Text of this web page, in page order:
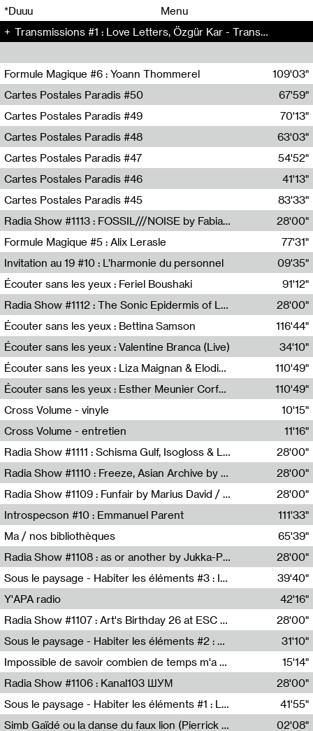
*Duuu
Menu
Transmissions #1 : Love Letters, Özgür Kar - Transmissions (1)
Formule Magique #6 : Yoann Thommerel
Nathalie Lacroix,Yoann Thommerel
109'03"
Cartes Postales Paradis #50
Zoé Leroux
67'59"
Cartes Postales Paradis #49
Aurore Portales
70'13"
Cartes Postales Paradis #48
Mathias Dupaquier
63'03"
Cartes Postales Paradis #47
Raymond Engramer
54'52"
Cartes Postales Paradis #46
Sarah Banville
41'13"
Cartes Postales Paradis #45
Mateo Cuin
83'33"
Radia Show #1113 : FOSSIL///NOISE by Fabiana Gibim / Wave Farm
Wave Farm
28'00"
Formule Magique #5 : Alix Lerasle
Nathalie Lacroix
77'31"
Invitation au 19 #10 : L’harmonie du personnel
19, CRAC
09'35"
Écouter sans les yeux : Feriel Boushaki
Feriel Boushaki
91'12"
Radia Show #1112 : The Sonic Epidermis of Lake Léman by Paul Courlet / Guest Slot
28'00"
Écouter sans les yeux : Bettina Samson
Bettina Samson
116'44"
Écouter sans les yeux : Valentine Branca (Live)
Valentine Branca
34'10"
Écouter sans les yeux : Liza Maignan & Elodie Lecat
Liza Maignan,Elodie Lecat
110'49"
Écouter sans les yeux : Esther Meunier Corfdyr
Esther Meunier Corfdyr
110'49"
Cross Volume - vinyle
10'15"
Cross Volume - entretien
11'16"
Radia Show #1111 : Schisma Gulf, Isogloss & Lament For The Old Clock By Harvey Young / Resonance
Resonance
28'00"
Radia Show #1110 : Freeze, Asian Archive by Avita Maheen / Radio Worm
Radio WORM
28'00"
Radia Show #1109 : Funfair by Marius David / JET FM
Jet FM
28'00"
Introspecson #10 : Emmanuel Parent
Pierre Henry,Emmanuel Parent
111'33"
Ma / nos bibliothèques
Sarah Tritz,Elene Lapiashivili,Justin Marconnet,Mateo Cuche,Esther Lechevalier,Suzie Lecroart,Romance Castelet
65'39"
Radia Show #1108 : as or another by Jukka-Pekka Kervinen / Rádio Zero
Radio Zero
28'00"
Sous le paysage - Habiter les éléments #3 : Interprétations, rituels et symboliques des éléments
Nastassja Martin
39'40"
Y'APA radio
Pierrick Mouton
42'16"
Radia Show #1107 : Art's Birthday 26 at ESC - Medien Kunst Labor
Radio Helsinki
28'00"
Sous le paysage - Habiter les éléments #2 : Vers le tournant élémentaire
Nastassja Martin
31'10"
Impossible de savoir combien de temps m'a échappé
Mélanie Blaison,Mateo Cuin
15'14"
Radia Show #1106 : Kanal103 ШУМ
Kanal103
28'00"
Sous le paysage - Habiter les éléments #1 : Les éléments et les débordements du vivant
Nastassja Martin
41'55"
Simb Gaïdé ou la danse du faux lion (Pierrick Mouton)
02'08"
00 00
00 00